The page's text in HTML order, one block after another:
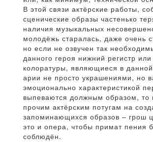
В этой связи актёрские работы,
сценические образы частенько
наличия музыкальных
молодёжь старалась, даже очень
но если не озвучен так
данного героя нижний регистр или
колоратуры, являющиеся в
арии не просто украшениями, но
эмоционально характеристикой
выпеваются должным образом, то
прочим актёрским потугам на
запоминающихся образов – грош
это и опера, чтобы примат пения
соблюдён.